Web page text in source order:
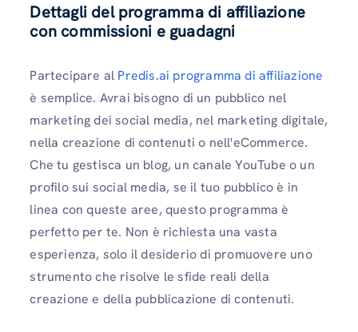
Dettagli del programma di affiliazione
con commissioni e guadagni
Partecipare al Predis.ai programma di affiliazione
è semplice. Avrai bisogno di un pubblico nel
marketing dei social media, nel marketing digitale,
nella creazione di contenuti o nell'eCommerce.
Che tu gestisca un blog, un canale YouTube o un
profilo sui social media, se il tuo pubblico è in
linea con queste aree, questo programma è
perfetto per te. Non è richiesta una vasta
esperienza, solo il desiderio di promuovere uno
strumento che risolve le sfide reali della
creazione e della pubblicazione di contenuti.